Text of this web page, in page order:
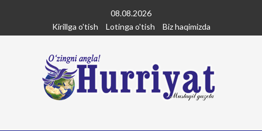
content
08.08.2026
Kirillga o'tish
Lotinga o'tish Biz haqimizda